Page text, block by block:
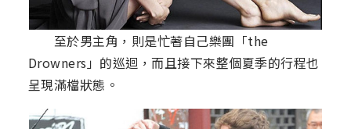
至於男主角，則是忙著自己樂團「the
Drowners」的巡迴，而且接下來整個夏季的行程也
呈現滿檔狀態。